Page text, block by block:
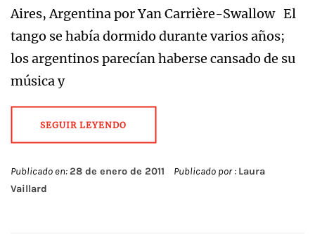
Aires, Argentina por Yan Carrière-Swallow El
tango se había dormido durante varios años;
los argentinos parecían haberse cansado de su
música y
SEGUIR LEYENDO
Publicado en:28 de enero de 2011 Publicado por : Laura
Vaillard